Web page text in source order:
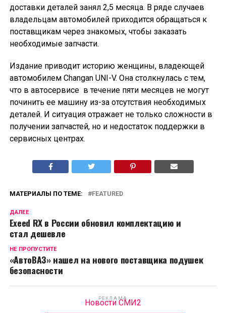
доставки деталей занял 2,5 месяца. В ряде случаев
владельцам автомобилей приходится обращаться к
поставщикам через знакомых, чтобы заказать
необходимые запчасти.
Издание приводит историю женщины, владеющей
автомобилем Changan UNI-V. Она столкнулась с тем,
что в автосервисе в течение пяти месяцев не могут
починить ее машину из-за отсутствия необходимых
деталей. И ситуация отражает не только сложности в
получении запчастей, но и недостаток поддержки в
сервисных центрах.
МАТЕРИАЛЫ ПО ТЕМЕ: FEATURED
ДАЛЕЕ
Exeed RX в России обновил комплектацию и
стал дешевле
НЕ ПРОПУСТИТЕ
«АвтоВАЗ» нашел на нового поставщика подушек
безопасности
РЕКЛАМА
Новости СМИ2